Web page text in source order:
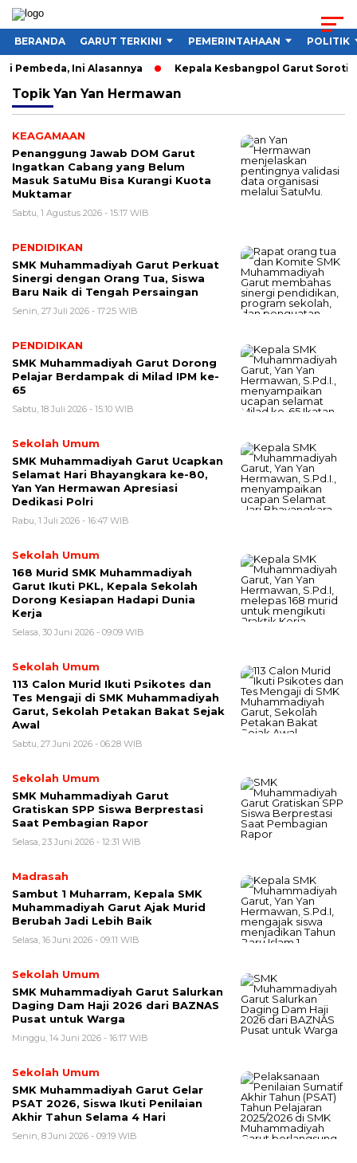
BERANDA GARUT TERKINI PEMERINTAHAAN POLITIK
Ini Alasannya Kepala Kesbangpol Garut Soroti
Topik Yan Yan Hermawan
KEAGAMAAN
Penanggung Jawab DOM Garut
Ingatkan Cabang yang Belum
Masuk SatuMu Bisa Kurangi Kuota
Muktamar
Sabtu, 1 Agustus 2026 - 15:17 WIB
PENDIDIKAN
SMK Muhammadiyah Garut Perkuat
Sinergi dengan Orang Tua, Siswa
Baru Naik di Tengah Persaingan
Senin, 27 Juli 2026 - 17:25 WIB
PENDIDIKAN
SMK Muhammadiyah Garut Dorong
Pelajar Berdampak di Milad IPM ke-
65
Sabtu, 18 Juli 2026 - 15:10 WIB
Sekolah Umum
SMK Muhammadiyah Garut Ucapkan
Selamat Hari Bhayangkara ke-80,
Yan Yan Hermawan Apresiasi
Dedikasi Polri
Rabu, 1 Juli 2026 - 16:47 WIB
Sekolah Umum
168 Murid SMK Muhammadiyah
Garut Ikuti PKL, Kepala Sekolah
Dorong Kesiapan Hadapi Dunia
Kerja
Selasa, 30 Juni 2026 - 09:09 WIB
Sekolah Umum
113 Calon Murid Ikuti Psikotes dan
Tes Mengaji di SMK Muhammadiyah
Garut, Sekolah Petakan Bakat Sejak
Awal
Sabtu, 27 Juni 2026 - 06:28 WIB
Sekolah Umum
SMK Muhammadiyah Garut
Gratiskan SPP Siswa Berprestasi
Saat Pembagian Rapor
Selasa, 23 Juni 2026 - 12:31 WIB
Madrasah
Sambut 1 Muharram, Kepala SMK
Muhammadiyah Garut Ajak Murid
Berubah Jadi Lebih Baik
Selasa, 16 Juni 2026 - 09:11 WIB
Sekolah Umum
SMK Muhammadiyah Garut Salurkan
Daging Dam Haji 2026 dari BAZNAS
Pusat untuk Warga
Minggu, 14 Juni 2026 - 16:17 WIB
Sekolah Umum
SMK Muhammadiyah Garut Gelar
PSAT 2026, Siswa Ikuti Penilaian
Akhir Tahun Selama 4 Hari
Senin, 8 Juni 2026 - 09:19 WIB